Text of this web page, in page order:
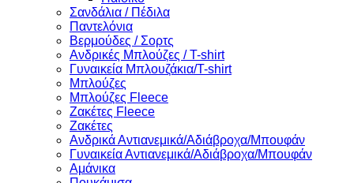
Σανδάλια / Πέδιλα
Παντελόνια
Βερμούδες / Σορτς
Ανδρικές Μπλούζες / T-shirt
Γυναικεία Μπλουζάκια/T-shirt
Μπλούζες
Μπλούζες Fleece
Ζακέτες Fleece
Ζακέτες
Ανδρικά Αντιανεμικά/Αδιάβροχα/Μπουφάν
Γυναικεία Αντιανεμικά/Αδιάβροχα/Μπουφάν
Αμάνικα